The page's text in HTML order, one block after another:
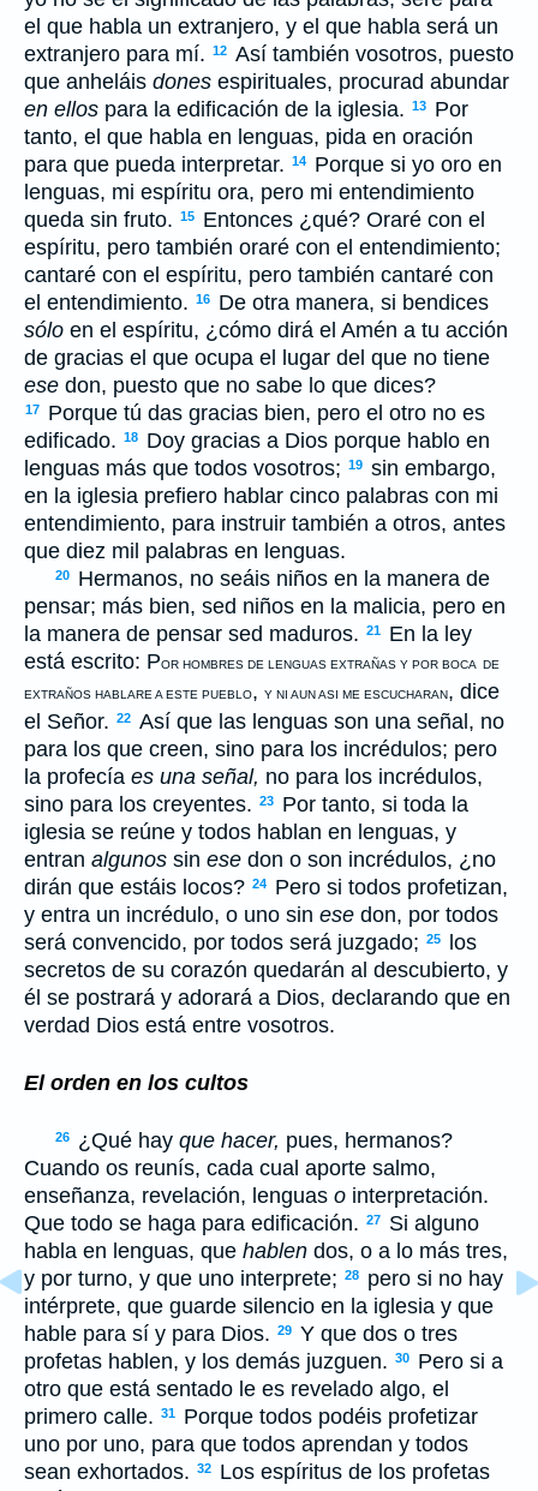
el que habla un extranjero, y el que habla será un
extranjero para mí. 12 Así también vosotros, puesto
que anheláis dones espirituales, procurad abundar
en ellos para la edificación de la iglesia. 13
Por
tanto, el que habla en lenguas, pida en oración
para que pueda interpretar. 14
Porque si yo oro en
lenguas, mi espíritu ora, pero mi entendimiento
queda sin fruto. 15
Entonces ¿qué? Oraré con el
espíritu, pero también oraré con el entendimiento;
cantaré con el espíritu, pero también cantaré con
el entendimiento. 16
De otra manera, si bendices
sólo en el espíritu, ¿cómo dirá el Amén a tu acción
de gracias el que ocupa el lugar del que no tiene
ese don, puesto que no sabe lo que dices?
17
Porque tú das gracias bien, pero el otro no es
edificado. 18
Doy gracias a Dios porque hablo en
lenguas más que todos vosotros; 19 sin embargo,
en la iglesia prefiero hablar cinco palabras con mi
entendimiento, para instruir también a otros, antes
que diez mil palabras en lenguas.
20
Hermanos, no seáis niños en la manera de
pensar; más bien, sed niños en la malicia, pero en
la manera de pensar sed maduros. 21
En la ley
está escrito: POR HOMBRES DE LENGUAS EXTRAÑAS Y POR BOCA DE
EXTRAÑOS HABLARE A ESTE PUEBLO, Y NI AUN ASI ME ESCUCHARAN, dice
el Señor. 22 Así que las lenguas son una señal, no
para los que creen, sino para los incrédulos; pero
la profecía es una señal, no para los incrédulos,
sino para los creyentes. 23
Por tanto, si toda la
iglesia se reúne y todos hablan en lenguas, y
entran algunos sin ese don o son incrédulos, ¿no
dirán que estáis locos? 24
Pero si todos profetizan,
y entra un incrédulo, o uno sin ese don, por todos
será convencido, por todos será juzgado; 25
los
secretos de su corazón quedarán al descubierto, y
él se postrará y adorará a Dios, declarando que en
verdad Dios está entre vosotros.
El orden en los cultos
26 ¿Qué hay que hacer, pues, hermanos?
Cuando os reunís, cada cual aporte salmo,
enseñanza, revelación, lenguas o interpretación.
Que todo se haga para edificación. 27
Si alguno
habla en lenguas, que hablen dos, o a lo más tres,
y por turno, y que uno interprete; 28
pero si no hay
intérprete, que guarde silencio en la iglesia y que
hable para sí y para Dios. 29 Y que dos o tres
profetas hablen, y los demás juzguen. 30
Pero si a
otro que está sentado le es revelado algo, el
primero calle. 31
Porque todos podéis profetizar
uno por uno, para que todos aprendan y todos
sean exhortados. 32
Los espíritus de los profetas